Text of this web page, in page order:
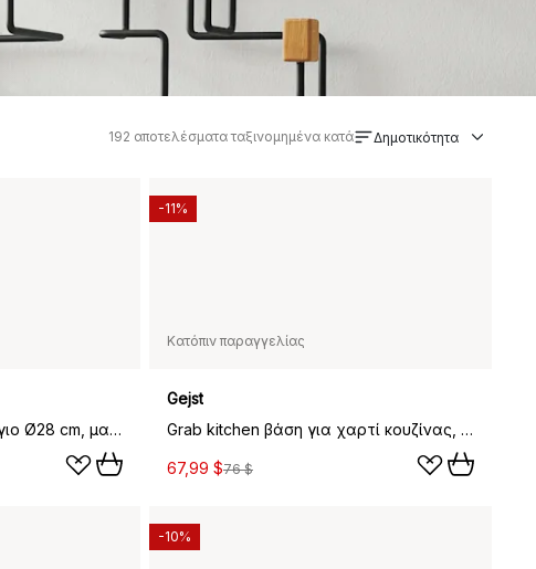
192 αποτελέσματα ταξινομημένα κατά Δημοτικότητα
Glim καθρέφτης/κηροπήγιο Ø28 cm, μαύρο
Κατόπιν παραγγελίας
Gejst
Grab kitchen βάση για χαρτί κουζίνας, Καπνισμένη δρυς
67,99 $76 $
-11%
-10%